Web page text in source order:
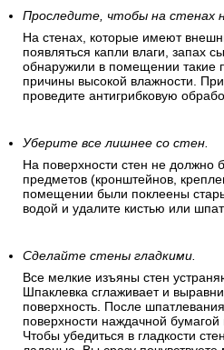
Проследите, чтобы на стенах
На стенах, которые имеют
появляться капли влаги, запах
обнаружили в помещении такие
причины высокой влажности.
проведите антигрибковую
Уберите все лишнее со стен.
На поверхности стен не должно
предметов (кронштейнов,
помещении были поклеены
водой и удалите кистью или
Сделайте стены гладкими.
Все мелкие изъяны стен
Шпаклевка сглаживает и
поверхность. После
поверхности наждачной бумагой
Чтобы убедиться в гладкости